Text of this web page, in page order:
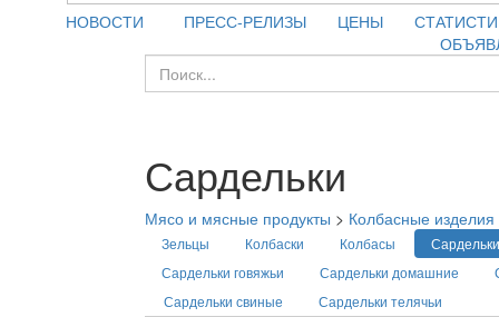
НОВОСТИ ПРЕСС-РЕЛИЗЫ ЦЕНЫ
Сардельки
Мясо и мясные продукты > Колбасные изделия
Зельцы Колбаски Колбасы
Сардельки
Сардельки говяжьи
Сардельки домашние
Сардельки свиные
Сардельки телячьи